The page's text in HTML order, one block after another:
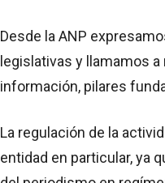
Desde la ANP
legislativas y llamamos
información, pilares
La regulación de la
entidad en particular, ya